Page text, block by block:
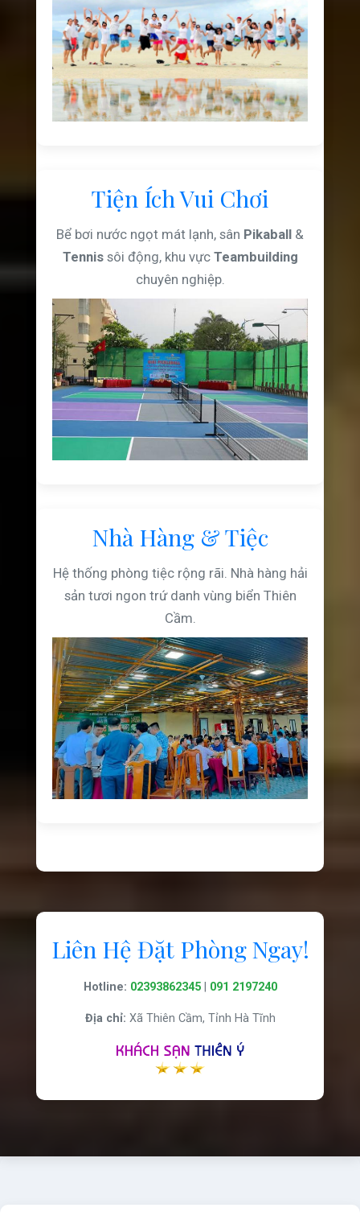
Tiện Ích Vui Chơi
Bể bơi nước ngọt mát lạnh, sân Pikaball &
Tennissôi động, khu vực Teambuilding
chuyên nghiệp.
Nhà Hàng & Tiệc
Hệ thống phòng tiệc rộng rãi. Nhà hàng hải
sản tươi ngon trứ danh vùng biển Thiên
Cầm.
Liên Hệ Đặt Phòng Ngay!
Hotline: 02393862345| 091 2197240
Địa chỉ: Xã Thiên Cầm, Tỉnh Hà Tĩnh